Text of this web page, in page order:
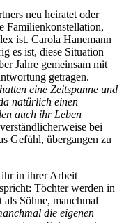
neu heiratet oder
Familienkonstellation,
ist. Carola Hanemann
es ist, diese Situation
Jahre gemeinsam mit
getragen.
eine Zeitspanne und
natürlich einen
auch ihr Leben
bei
Gefühl, übergangen zu
ihr in ihrer Arbeit
Töchter werden in
Söhne, manchmal
die eigenen